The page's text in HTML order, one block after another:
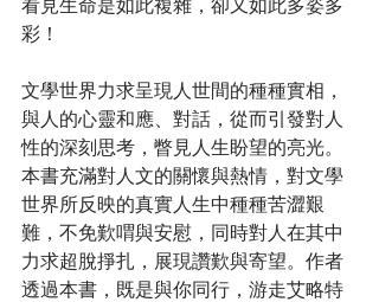
看見生命是如此複雜，卻又如此多姿多
彩！
文學世界力求呈現人世間的種種實相，
與人的心靈和應、對話，從而引發對人
性的深刻思考，瞥見人生盼望的亮光。
本書充滿對人文的關懷與熱情，對文學
世界所反映的真實人生中種種苦澀艱
難，不免歎喟與安慰，同時對人在其中
力求超脫掙扎，展現讚歎與寄望。作者
透過本書，既是與你同行，游走艾略特